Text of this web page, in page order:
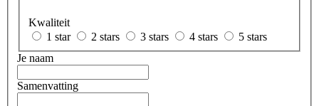
Kwaliteit
1 star
2 stars 3 stars 4 stars
5 stars
Je naam
Samenvatting